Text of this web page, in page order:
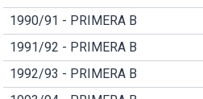
1990/91 - PRIMERA B
1991/92 - PRIMERA B
1992/93 - PRIMERA B